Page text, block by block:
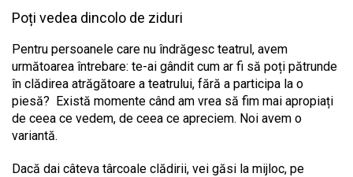
Poți vedea dincolo de ziduri
Pentru persoanele care nu îndrăgesc teatrul, avem
următoarea întrebare: te-ai gândit cum ar fi să poți pătrunde
în clădirea atrăgătoare a teatrului, fără a participa la o
piesă? Există momente când am vrea să fim mai apropiați
de ceea ce vedem, de ceea ce apreciem. Noi avem o
variantă.
Dacă dai câteva târcoale clădirii, vei găsi la mijloc, pe